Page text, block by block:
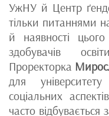
УжНУ й Центр
тільки питаннями
й наявності
здобувачів
Проректорка
для
соціальних
часто